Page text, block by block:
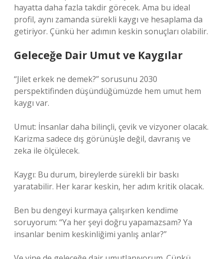
hayatta daha fazla takdir görecek. Ama bu ideal
profil, aynı zamanda sürekli kaygı ve hesaplama da
getiriyor. Çünkü her adımın keskin sonuçları olabilir.
Geleceğe Dair Umut ve Kaygılar
“Jilet erkek ne demek?” sorusunu 2030
perspektifinden düşündüğümüzde hem umut hem
kaygı var.
Umut: İnsanlar daha bilinçli, çevik ve vizyoner olacak.
Karizma sadece dış görünüşle değil, davranış ve
zeka ile ölçülecek.
Kaygı: Bu durum, bireylerde sürekli bir baskı
yaratabilir. Her karar keskin, her adım kritik olacak.
Ben bu dengeyi kurmaya çalışırken kendime
soruyorum: “Ya her şeyi doğru yapamazsam? Ya
insanlar benim keskinliğimi yanlış anlar?”